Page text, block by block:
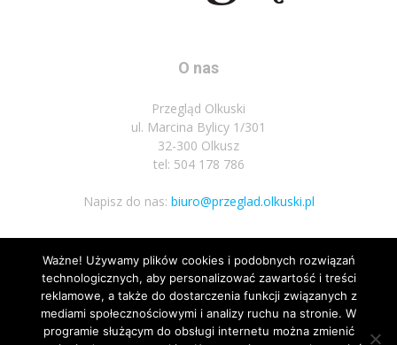
O nas
Przegląd Olkuski
ul. Marcina Bylicy 1/301
32-300 Olkusz
tel: 504 178 786
Napisz do nas: biuro@przeglad.olkuski.pl
Podążaj za nami
Ważne! Używamy plików cookies i podobnych rozwiązań
technologicznych, aby personalizować zawartość i treści
reklamowe, a także do dostarczenia funkcji związanych z
mediami społecznościowymi i analizy ruchu na stronie. W
programie służącym do obsługi internetu można zmienić